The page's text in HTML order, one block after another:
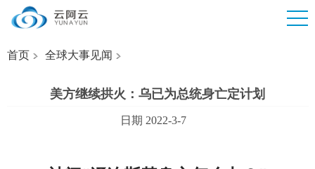
首页 全球大事见闻
美方继续拱火：乌已为总统身亡定计划
日期 2022-3-7